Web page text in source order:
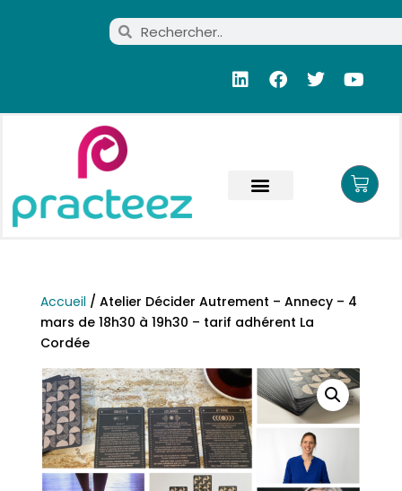
Accueil / Atelier Décider Autrement – Annecy – 4
mars de 18h30 à 19h30 – tarif adhérent La
Cordée